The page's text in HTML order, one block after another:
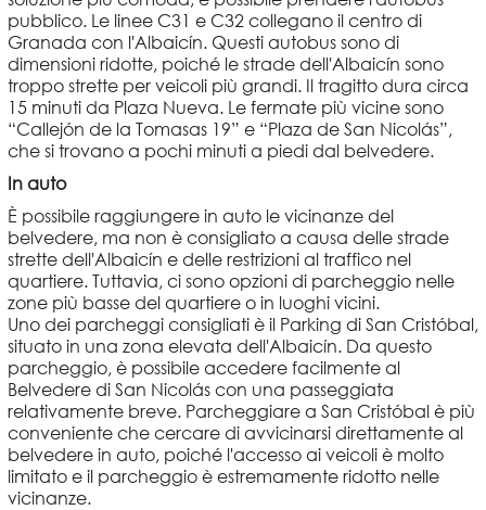
pubblico. Le linee C31 e C32 collegano il centro di
Granada con l'Albaicín. Questi autobus sono di
dimensioni ridotte, poiché le strade dell'Albaicín sono
troppo strette per veicoli più grandi. Il tragitto dura circa
15 minuti da Plaza Nueva. Le fermate più vicine sono
“Callejón de la Tomasas 19” e “Plaza de San Nicolás”,
che si trovano a pochi minuti a piedi dal belvedere.
In auto
È possibile raggiungere in auto le vicinanze del
belvedere, ma non è consigliato a causa delle strade
strette dell'Albaicín e delle restrizioni al traffico nel
quartiere. Tuttavia, ci sono opzioni di parcheggio nelle
zone più basse del quartiere o in luoghi vicini.
Uno dei parcheggi consigliati è il Parking di San Cristóbal,
situato in una zona elevata dell'Albaicín. Da questo
parcheggio, è possibile accedere facilmente al
Belvedere di San Nicolás con una passeggiata
relativamente breve. Parcheggiare a San Cristóbal è più
conveniente che cercare di avvicinarsi direttamente al
belvedere in auto, poiché l'accesso ai veicoli è molto
limitato e il parcheggio è estremamente ridotto nelle
vicinanze.